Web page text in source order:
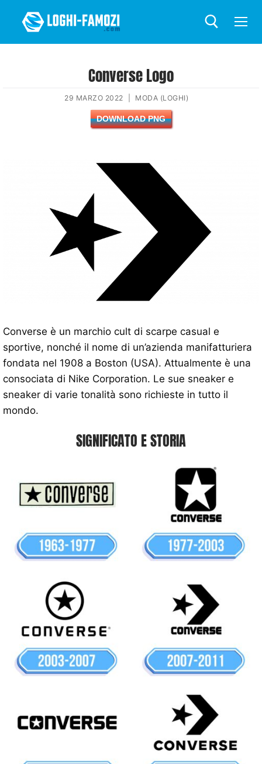
Converse Logo
29 MARZO 2022 MODA (LOGHI)
DOWNLOAD PNG
Converse è un marchio cult di scarpe casual e
sportive, nonché il nome di un’azienda manifatturiera
fondata nel 1908 a Boston (USA). Attualmente è una
consociata di Nike Corporation. Le sue sneaker e
sneaker di varie tonalità sono richieste in tutto il
mondo.
SIGNIFICATO E STORIA